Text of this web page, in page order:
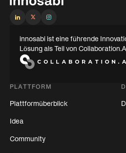
innosabi ist eine führende
Lösung als Teil von
PLATTFORM
Plattformüberblick
Idea
Community